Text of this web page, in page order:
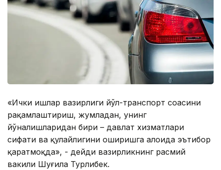
«Ички ишлар вазирлиги йўл-транспорт соҳасини
рақамлаштириш, жумладан, унинг
йўналишларидан бири – давлат хизматлари
сифати ва қулайлигини оширишга алоҳида эътибор
қаратмоқда», - дейди вазирликнинг расмий
вакили Шуғила Турлибек.